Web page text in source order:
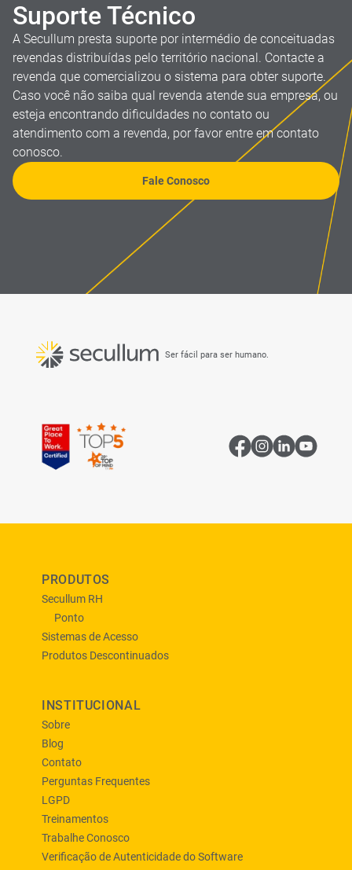
Suporte Técnico
A Secullum presta suporte por intermédio de conceituadas
revendas distribuídas pelo território nacional. Contacte a
revenda que comercializou o sistema para obter suporte.
Caso você não saiba qual revenda atende sua empresa, ou
esteja encontrando dificuldades no contato ou
atendimento com a revenda, por favor entre em contato
conosco.
Fale Conosco
Ser fácil para ser humano.
PRODUTOS
Secullum RH
Ponto
Sistemas de Acesso
Produtos Descontinuados
INSTITUCIONAL
Sobre
Blog
Contato
Perguntas Frequentes
LGPD
Treinamentos
Trabalhe Conosco
Verificação de Autenticidade do Software